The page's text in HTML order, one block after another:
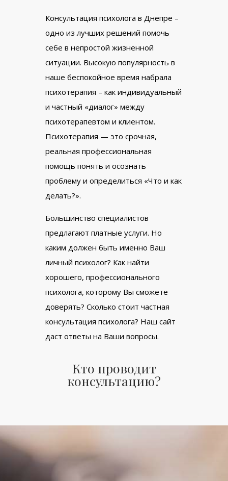
Консультация психолога в Днепре –
одно из лучших решений помочь
себе в непростой жизненной
ситуации. Высокую популярность в
наше беспокойное время набрала
психотерапия – как индивидуальный
и частный «диалог» между
психотерапевтом и клиентом.
Психотерапия — это срочная,
реальная профессиональная
помощь понять и осознать
проблему и определиться «Что и как
делать?».
Большинство специалистов
предлагают платные услуги. Но
каким должен быть именно Ваш
личный психолог? Как найти
хорошего, профессионального
психолога, которому Вы сможете
доверять? Сколько стоит частная
консультация психолога? Наш сайт
даст ответы на Ваши вопросы.
Кто проводит
консультацию?